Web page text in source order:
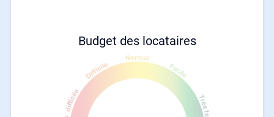
Budget des locataires